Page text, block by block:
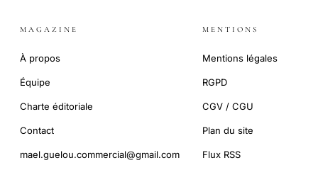
MAGAZINE
À propos
Équipe
Charte éditoriale
Contact
mael.guelou.commercial@gmail.com
MENTIONS
Mentions légales
RGPD
CGV / CGU
Plan du site
Flux RSS